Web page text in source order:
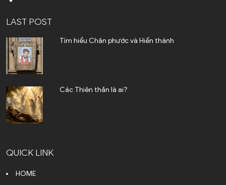
Đắk Lắk (4)
Đắk Nông (2)
Đồng Nai (23)
Đồng Tháp (3)
LAST POST
Tìm hiểu Chân phước và Hiển thánh
Các Thiên thần là ai?
QUICK LINK
HOME